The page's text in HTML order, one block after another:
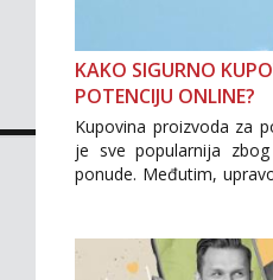
KAKO SIGURNO
POTENCIJU ONLINE?
Kupovina proizvoda za
je sve popularnija
ponude. Međutim,
se pojavljuju i brojni
internetske trgovine te